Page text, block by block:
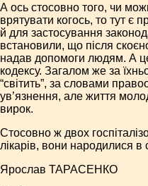
А ось стосовно того, чи
врятувати когось, то тут є
й для застосування
встановили, що після
надав допомоги людям. А
кодексу. Загалом же за
“світить”, за словами
ув’язнення, але життя
вирок.
Стосовно ж двох
лікарів, вони народилися в
Ярослав ТАРАСЕНКО